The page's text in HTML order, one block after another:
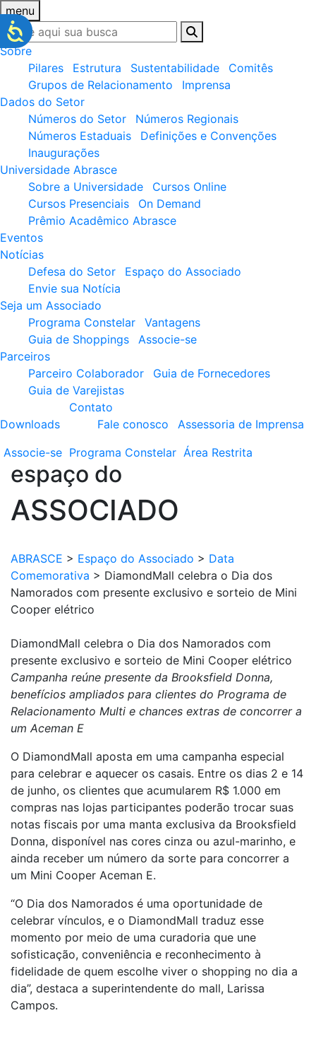
menu
Sobre
Pilares
Estrutura Sustentabilidade
Comitês
Grupos de Relacionamento
Imprensa
Dados do Setor
Números do Setor
Números Regionais
Números Estaduais
Definições e Convenções
Inaugurações
Universidade Abrasce
Sobre a Universidade
Cursos Online
Cursos Presenciais
On Demand
Prêmio Acadêmico Abrasce
Eventos
Notícias
Defesa do Setor
Espaço do Associado
Envie sua Notícia
Seja um Associado
Programa Constelar
Vantagens
Guia de Shoppings
Associe-se
Parceiros
Parceiro Colaborador
Guia de Fornecedores
Guia de Varejistas
Downloads
Contato
Fale conosco
Assessoria de Imprensa
Associe-se Programa Constelar Área Restrita
espaço do
ASSOCIADO
ABRASCE > Espaço do Associado > Data
Comemorativa > DiamondMall celebra o Dia dos
Namorados com presente exclusivo e sorteio de Mini
Cooper elétrico
DiamondMall celebra o Dia dos Namorados com
presente exclusivo e sorteio de Mini Cooper elétrico
Campanha reúne presente da Brooksfield Donna,
benefícios ampliados para clientes do Programa de
Relacionamento Multi e chances extras de concorrer a
um Aceman E
O DiamondMall aposta em uma campanha especial
para celebrar e aquecer os casais. Entre os dias 2 e 14
de junho, os clientes que acumularem R$ 1.000 em
compras nas lojas participantes poderão trocar suas
notas fiscais por uma manta exclusiva da Brooksfield
Donna, disponível nas cores cinza ou azul-marinho, e
ainda receber um número da sorte para concorrer a
um Mini Cooper Aceman E.
“O Dia dos Namorados é uma oportunidade de
celebrar vínculos, e o DiamondMall traduz esse
momento por meio de uma curadoria que une
sofisticação, conveniência e reconhecimento à
fidelidade de quem escolhe viver o shopping no dia a
dia”, destaca a superintendente do mall, Larissa
Campos.